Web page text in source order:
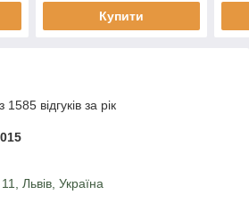
Купити
відгуків за рік
Львів, Україна